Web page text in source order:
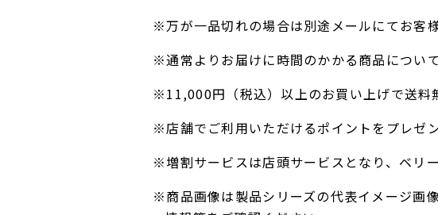
※万が一品切れの場合は別途メールにてお客
※通常よりお届けに時間のかかる商品につい
※11,000円（税込）以上のお買い上げで送料
※店舗でご利用いただけるポイントをプレゼ
※増割サービスは店頭サービスとなり、ベリ
※商品画像は製品シリーズの代表イメージ画